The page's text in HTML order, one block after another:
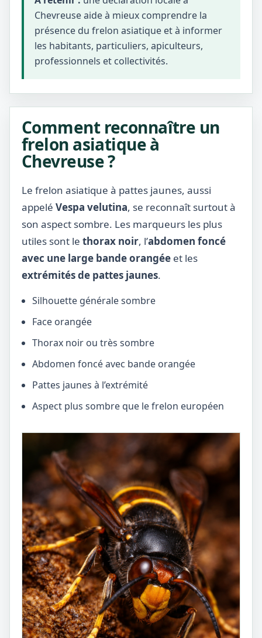
Chevreuse aide à mieux comprendre la
présence du frelon asiatique et à informer
les habitants, particuliers, apiculteurs,
professionnels et collectivités.
Comment reconnaître un
frelon asiatique à
Chevreuse ?
Le frelon asiatique à pattes jaunes, aussi
appelé Vespa velutina, se reconnaît surtout à
son aspect sombre. Les marqueurs les plus
utiles sont le thorax noir, l’abdomen foncé
avec une large bande orangée et les
extrémités de pattes jaunes.
Silhouette générale sombre
Face orangée
Thorax noir ou très sombre
Abdomen foncé avec bande orangée
Pattes jaunes à l’extrémité
Aspect plus sombre que le frelon européen